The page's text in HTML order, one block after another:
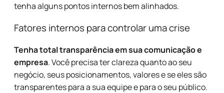
tenha alguns pontos internos bem alinhados.
Fatores internos para controlar uma crise
Tenha total transparência em sua comunicação e
empresa. Você precisa ter clareza quanto ao seu
negócio, seus posicionamentos, valores e se eles são
transparentes para a sua equipe e para o seu público.